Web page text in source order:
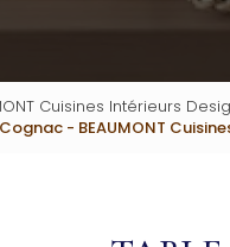
Cuisines Intérieurs
- BEAUMONT